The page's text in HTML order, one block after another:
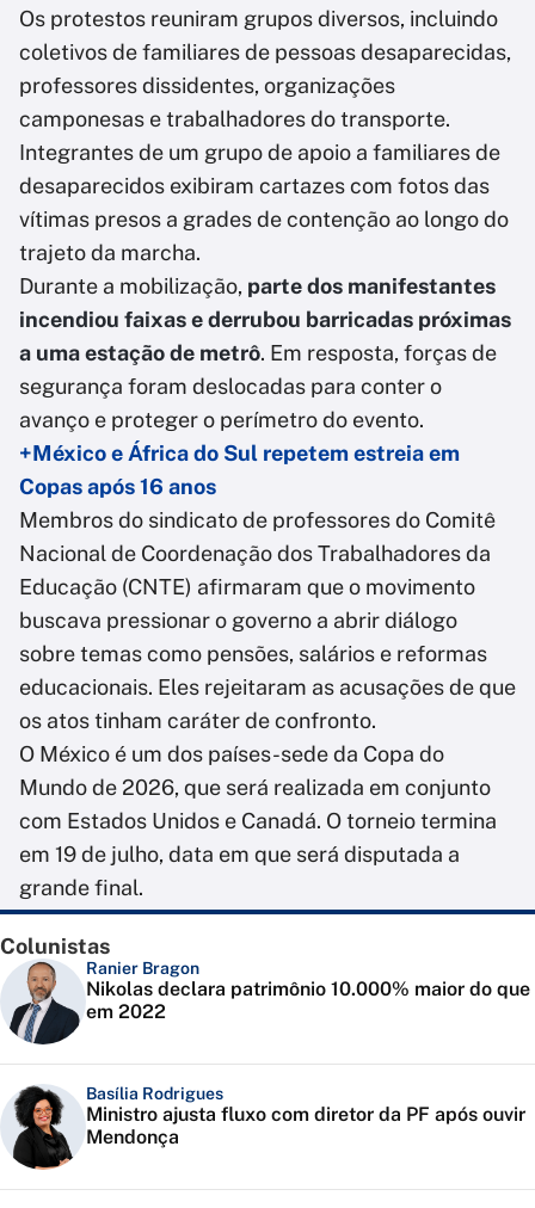
Os protestos reuniram grupos diversos, incluindo
coletivos de familiares de pessoas desaparecidas,
professores dissidentes, organizações
camponesas e trabalhadores do transporte.
Integrantes de um grupo de apoio a familiares de
desaparecidos exibiram cartazes com fotos das
vítimas presos a grades de contenção ao longo do
trajeto da marcha.
Durante a mobilização, parte dos manifestantes
incendiou faixas e derrubou barricadas próximas
a uma estação de metrô. Em resposta, forças de
segurança foram deslocadas para conter o
avanço e proteger o perímetro do evento.
+México e África do Sul repetem estreia em
Copas após 16 anos
Membros do sindicato de professores do Comitê
Nacional de Coordenação dos Trabalhadores da
Educação (CNTE) afirmaram que o movimento
buscava pressionar o governo a abrir diálogo
sobre temas como pensões, salários e reformas
educacionais. Eles rejeitaram as acusações de que
os atos tinham caráter de confronto.
O México é um dos países-sede da Copa do
Mundo de 2026, que será realizada em conjunto
com Estados Unidos e Canadá. O torneio termina
em 19 de julho, data em que será disputada a
grande final.
Colunistas
Ranier Bragon
Nikolas declara patrimônio 10.000% maior do que
em 2022
Basília Rodrigues
Ministro ajusta fluxo com diretor da PF após ouvir
Mendonça